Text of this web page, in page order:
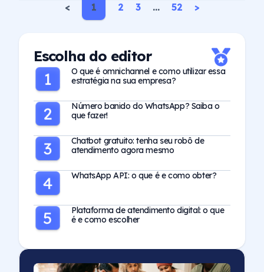
< 1 2 3 … 52 >
Escolha do editor
O que é omnichannel e como utilizar essa
estratégia na sua empresa?
Número banido do WhatsApp? Saiba o
que fazer!
Chatbot gratuito: tenha seu robô de
atendimento agora mesmo
WhatsApp API: o que é e como obter?
Plataforma de atendimento digital: o que
é e como escolher